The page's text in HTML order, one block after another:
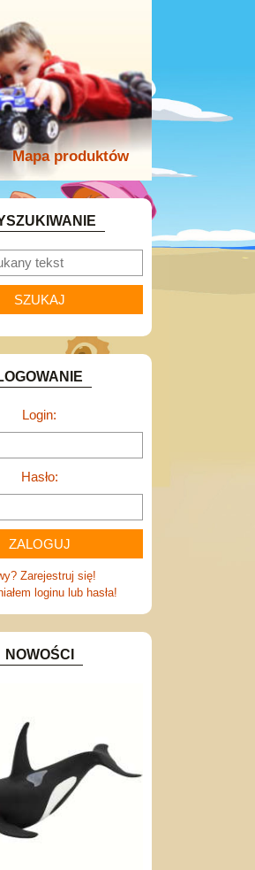
Mapa produktów
Login:
Hasło:
Zarejestruj się!
loginu lub hasła!
NOWOŚCI